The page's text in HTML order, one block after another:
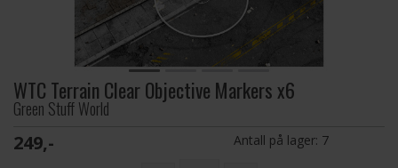
WTC Terrain Clear Objective Markers x6
Green Stuff World
249,- Antall på lager: 7